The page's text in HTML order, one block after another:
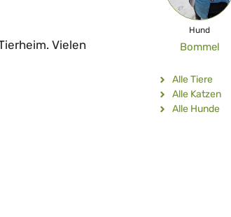
Vielen
Hund
Bommel
Alle Tiere
Alle Katzen
Alle Hunde